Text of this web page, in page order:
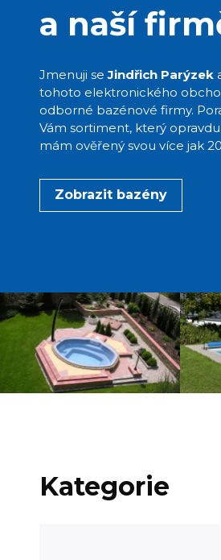
a naší
Jmenuji seJindřich Parýzek
tohoto elektronického
odborné bazénové firmy.
Vám sortiment, který opravdu
mám ověřený svou více jak
Zobrazit bazény
Kategorie